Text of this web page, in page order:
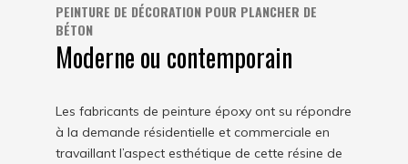
PEINTURE DE DÉCORATION POUR PLANCHER DE
BÉTON
Moderne ou contemporain
Les fabricants de peinture époxy ont su répondre
à la demande résidentielle et commerciale en
travaillant l’aspect esthétique de cette résine de